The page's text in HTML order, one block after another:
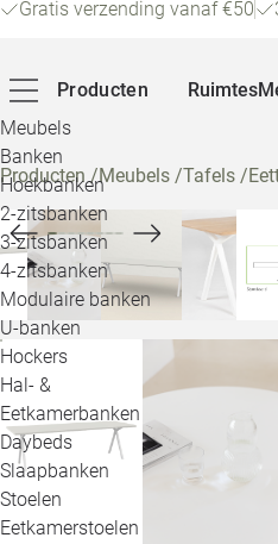
Gratis verzending vanaf €50
Producten
Meubels
Banken
Hoekbanken
2-zitsbanken
3-zitsbanken
4-zitsbanken
Modulaire banken
U-banken
Hockers
Hal- &
Eetkamerbanken
Daybeds
Slaapbanken
Stoelen
Eetkamerstoelen
Ruimtes
Producten/Meubels /Tafels /